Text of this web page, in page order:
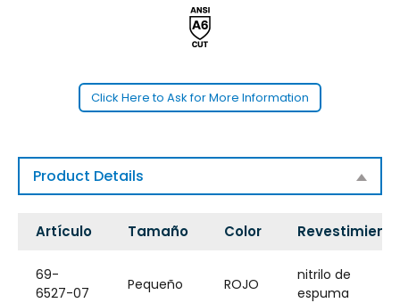
Click Here to Ask for More Information
Product Details
Artículo Tamaño Color Revestimiento
69-
6527-07
Pequeño ROJO
nitrilo de
espuma